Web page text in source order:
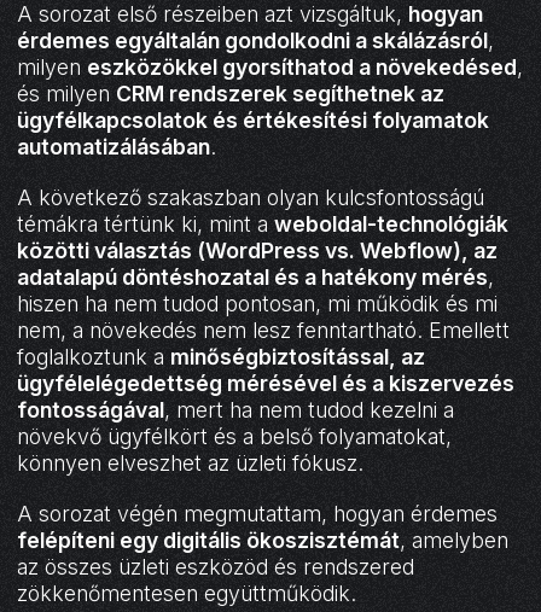
A sorozat első részeiben azt vizsgáltuk, hogyan
érdemes egyáltalán gondolkodni a skálázásról,
milyen eszközökkel gyorsíthatod a növekedésed,
és milyen CRM rendszerek segíthetnek az
ügyfélkapcsolatok és értékesítési folyamatok
automatizálásában.
A következő szakaszban olyan kulcsfontosságú
témákra tértünk ki, mint aweboldal-technológiák
közötti választás (WordPress vs. Webflow), az
adatalapú döntéshozatal és a hatékony mérés,
hiszen ha nem tudod pontosan, mi működik és mi
nem, a növekedés nem lesz fenntartható. Emellett
foglalkoztunk a minőségbiztosítással, az
ügyfélelégedettség mérésével és a kiszervezés
fontosságával, mert ha nem tudod kezelni a
növekvő ügyfélkört és a belső folyamatokat,
könnyen elveszhet az üzleti fókusz.
A sorozat végén megmutattam, hogyan érdemes
felépíteni egy digitális ökoszisztémát, amelyben
az összes üzleti eszközöd és rendszered
zökkenőmentesen együttműködik.